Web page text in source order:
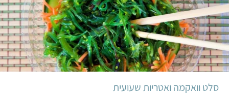
קל 25 דקות 2 מנות אסייתי
סלט וואקמה ואטריות שעועית